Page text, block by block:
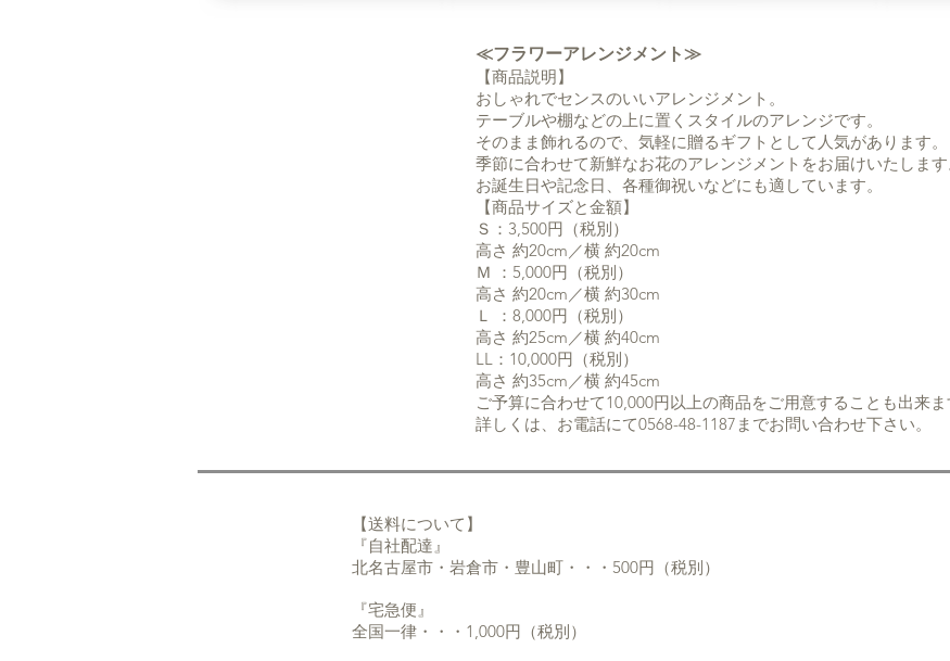
≪フラワーアレンジメント≫
【商品説明】
おしゃれでセンスのいいアレンジメント。
テーブルや棚などの上に置くスタイルのアレンジです。
そのまま飾れるので、気軽に贈るギフトとして人気があります。
季節に合わせて新鮮なお花のアレンジメントをお届けいたします
お誕生日や記念日、各種御祝いなどにも適しています。
【商品サイズと金額】
Ｓ：3,500円（税別）
高さ 約20cm／横 約20cm
Ｍ ：5,000円（税別）
高さ 約20cm／横 約30cm
Ｌ ：8,000円（税別）
高さ 約25cm／横 約40cm
LL：10,000円（税別）
高さ 約35cm／横 約45cm
ご予算に合わせて10,000円以上の商品をご用意することも出来ま
詳しくは、お電話にて0568-48-1187までお問い合わせ下さい。
【送料について】
『自社配達』
北名古屋市・岩倉市・豊山町・・・500円（税別）
『宅急便』
全国一律・・・1,000円（税別）